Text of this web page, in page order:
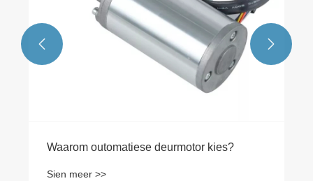
Waarom outomatiese deurmotor kies?
Sien meer >>
 